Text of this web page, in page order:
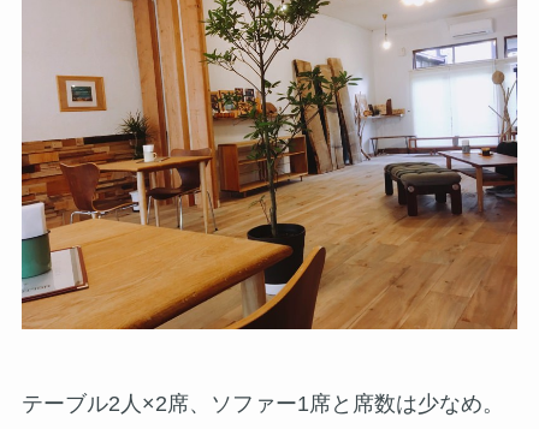
テーブル2人×2席、ソファー1席と席数は少なめ。